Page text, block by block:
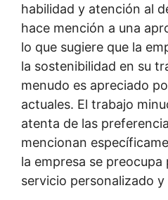
habilidad y atención al
hace mención a una
lo que sugiere que la
la sostenibilidad en su
menudo es apreciado
actuales. El trabajo
atenta de las
mencionan
la empresa se
servicio personalizado